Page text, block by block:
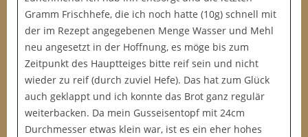
Gramm Frischhefe, die ich noch hatte (10g) schnell mit
der im Rezept angegebenen Menge Wasser und Mehl
neu angesetzt in der Hoffnung, es möge bis zum
Zeitpunkt des Hauptteiges bitte reif sein und nicht
wieder zu reif (durch zuviel Hefe). Das hat zum Glück
auch geklappt und ich konnte das Brot ganz regulär
weiterbacken. Da mein Gusseisentopf mit 24cm
Durchmesser etwas klein war, ist es ein eher hohes